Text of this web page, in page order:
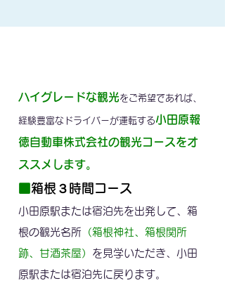
ハイグレードな観光をご希望であれば、
経験豊富なドライバーが運転する小田原報
徳自動車株式会社の観光コースをオ
ススメします。
箱根３時間コース
小田原駅または宿泊先を出発して、箱
根の観光名所 （箱根神社、箱根関所
跡、甘酒茶屋） を見学いただき、小田
原駅または宿泊先に戻ります。